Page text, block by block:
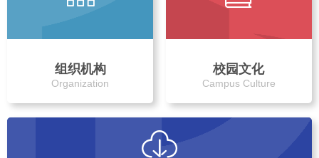
组织机构
Organization
校园文化
Campus Culture